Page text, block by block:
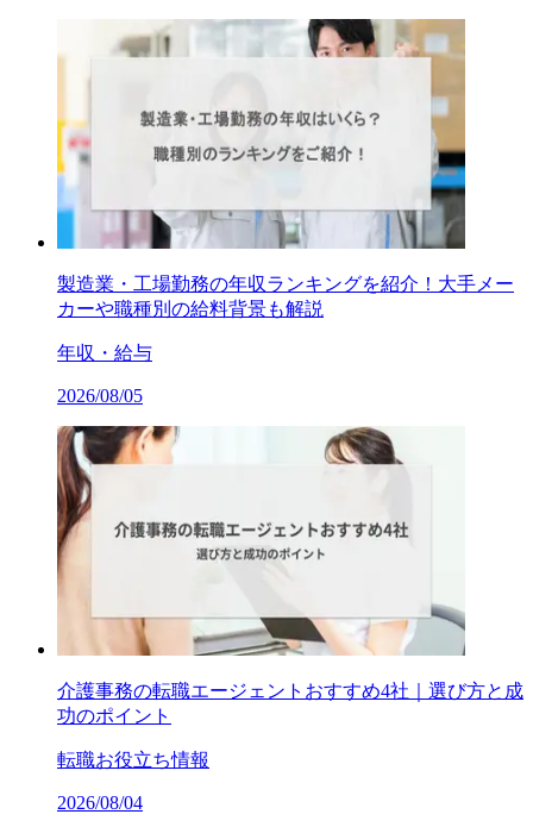
製造業・工場勤務の年収ランキングを紹介！大手メー
カーや職種別の給料背景も解説
年収・給与
2026/08/05
介護事務の転職エージェントおすすめ4社｜選び方と成
功のポイント
転職お役立ち情報
2026/08/04